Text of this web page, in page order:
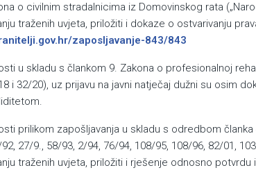
o civilnim stradalnicima iz Domovinskog rata
traženih uvjeta, priložiti i dokaze o ostvarivanju
zaposljavanje-843/843
u skladu s člankom 9. Zakona o profesionalnoj
i 32/20), uz prijavu na javni natječaj dužni su osim
prilikom zapošljavanja u skladu s odredbom
27/9., 58/93, 2/94, 76/94, 108/95, 108/96, 82/01,
traženih uvjeta, priložiti i rješenje odnosno